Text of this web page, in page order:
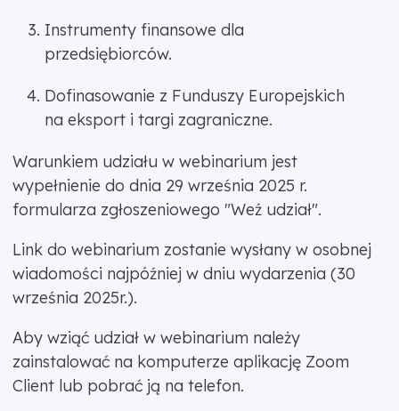
Instrumenty finansowe dla
przedsiębiorców.
Dofinasowanie z Funduszy Europejskich
na eksport i targi zagraniczne.
Warunkiem udziału w webinarium jest
wypełnienie do dnia 29 września 2025 r.
formularza zgłoszeniowego "Weź udział".
Link do webinarium zostanie wysłany w osobnej
wiadomości najpóźniej w dniu wydarzenia (30
września 2025r.).
Aby wziąć udział w webinarium należy
zainstalować na komputerze aplikację Zoom
Client lub pobrać ją na telefon.